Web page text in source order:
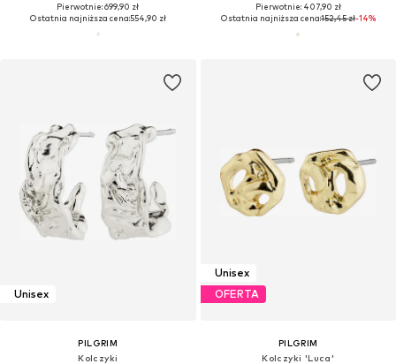
Pierwotnie: 699,90 zł
Ostatnia najniższa cena:554,90 zł
Pierwotnie: 407,90 zł
Ostatnia najniższa cena:152,45 zł-14%
Unisex
PILGRIM
Kolczyki
Unisex
OFERTA
PILGRIM
Kolczyki 'Luca'